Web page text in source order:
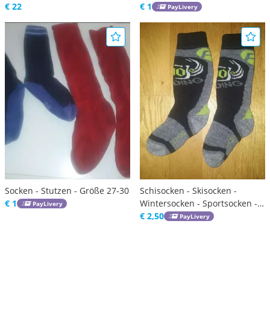
€ 22
€ 1
PayLivery
Socken - Stutzen - Größe 27-30
€ 1
PayLivery
Schisocken - Skisocken -
Wintersocken - Sportsocken -
Größe 27-30
€ 2,50 PayLivery